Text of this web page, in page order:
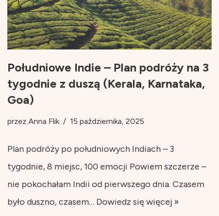
Południowe Indie – Plan podróży na 3
tygodnie z duszą (Kerala, Karnataka,
Goa)
przez Anna Flik 15 października, 2025
Plan podróży po południowych Indiach – 3
tygodnie, 8 miejsc, 100 emocji Powiem szczerze –
nie pokochałam Indii od pierwszego dnia. Czasem
było duszno, czasem… Dowiedz się więcej »